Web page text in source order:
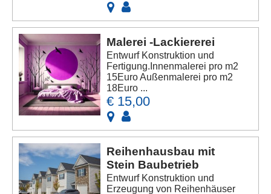
Malerei -Lackiererei
Entwurf Konstruktion und
Fertigung.Innenmalerei pro m2
15Euro Außenmalerei pro m2
18Euro ...
€ 15,00
Reihenhausbau mit
Stein Baubetrieb
Entwurf Konstruktion und
Erzeugung von Reihenhäuser